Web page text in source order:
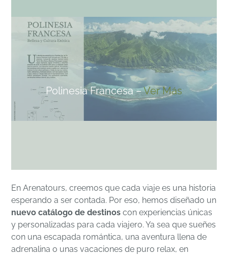
Polinesia Francesa –Ver Más
En Arenatours, creemos que cada viaje es una historia
esperando a ser contada. Por eso, hemos diseñado un
nuevo catálogo de destinos con experiencias únicas
y personalizadas para cada viajero. Ya sea que sueñes
con una escapada romántica, una aventura llena de
adrenalina o unas vacaciones de puro relax, en